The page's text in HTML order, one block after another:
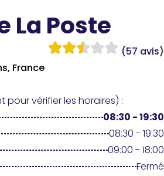
La Poste
(57 avis)
France
vérifier les horaires) :
08:30 - 19:30
08:30 - 19:30
09:00 - 18:00
Fermé